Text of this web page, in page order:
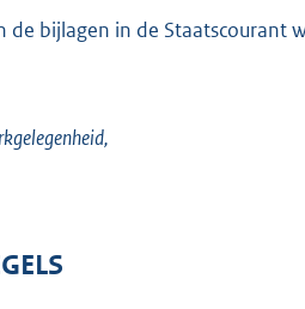
de bijlagen in de Staatscourant